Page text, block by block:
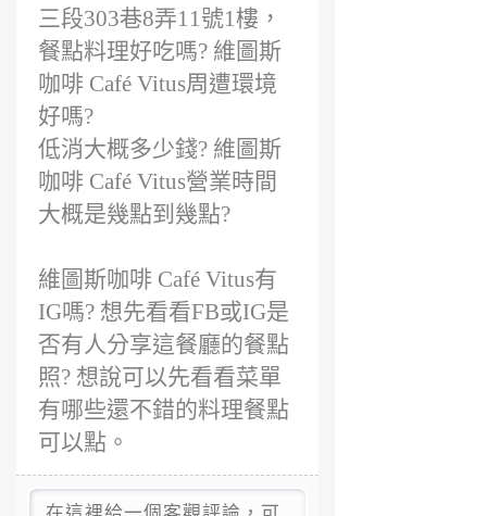
三段303巷8弄11號1樓，
餐點料理好吃嗎? 維圖斯
咖啡 Café Vitus周遭環境
好嗎?
低消大概多少錢? 維圖斯
咖啡 Café Vitus營業時間
大概是幾點到幾點?
維圖斯咖啡 Café Vitus有
IG嗎? 想先看看FB或IG是
否有人分享這餐廳的餐點
照? 想說可以先看看菜單
有哪些還不錯的料理餐點
可以點。